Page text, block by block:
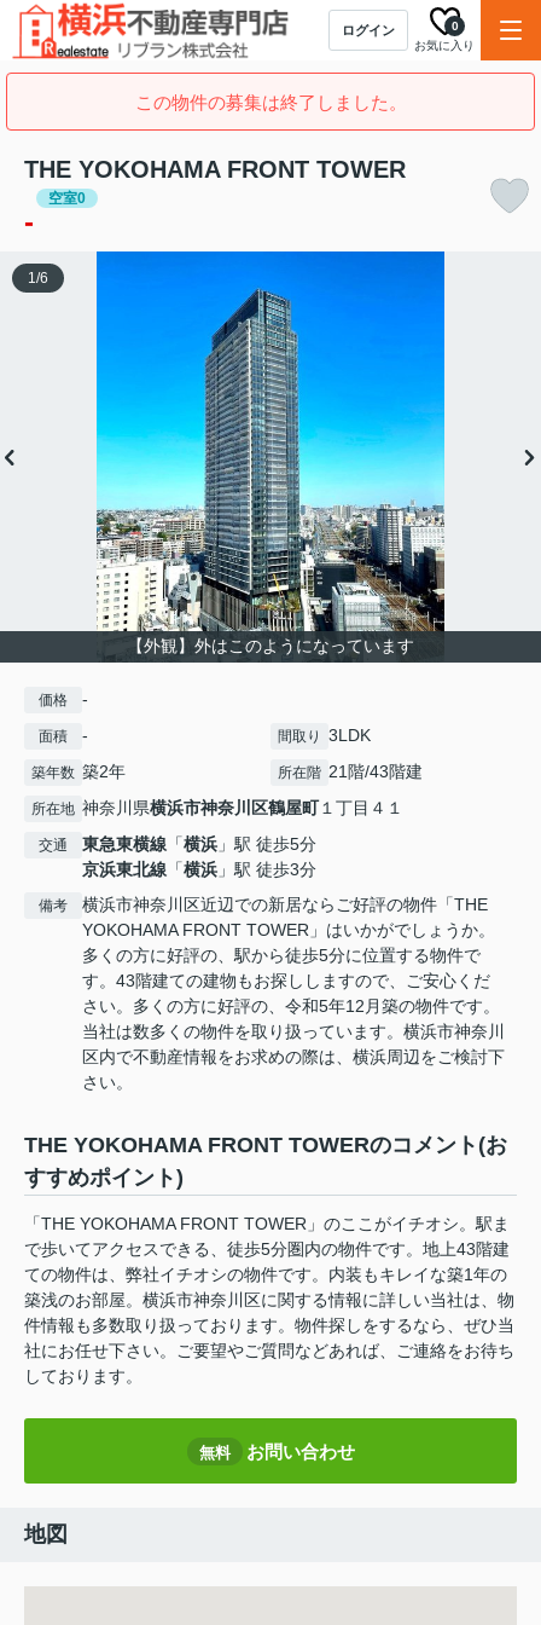
ログイン
お気に入り
0
この物件の募集は終了しました。
THE YOKOHAMA FRONT TOWER
空室0
-
【外観】外はこのようになっています
1/6
価格 -
面積 - 間取り 3LDK
築年数 築2年 所在階 21階/43階建
所在地 神奈川県横浜市神奈川区鶴屋町１丁目４１
交通 東急東横線 「横浜 」駅 徒歩5分
京浜東北線 「横浜 」駅 徒歩3分
備考
横浜市神奈川区近辺での新居ならご好評の物件「THE
YOKOHAMA FRONT TOWER」はいかがでしょうか。
多くの方に好評の、駅から徒歩5分に位置する物件で
す。43階建ての建物もお探ししますので、ご安心くだ
さい。多くの方に好評の、令和5年12月築の物件です。
当社は数多くの物件を取り扱っています。横浜市神奈川
区内で不動産情報をお求めの際は、横浜周辺をご検討下
さい。
THE YOKOHAMA FRONT TOWERのコメント(お
すすめポイント)
「THE YOKOHAMA FRONT TOWER」のここがイチオシ。駅ま
で歩いてアクセスできる、徒歩5分圏内の物件です。地上43階建
ての物件は、弊社イチオシの物件です。内装もキレイな築1年の
築浅のお部屋。横浜市神奈川区に関する情報に詳しい当社は、物
件情報も多数取り扱っております。物件探しをするなら、ぜひ当
社にお任せ下さい。ご要望やご質問などあれば、ご連絡をお待ち
しております。
無料 お問い合わせ
地図